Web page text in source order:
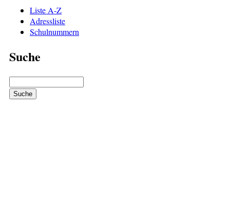
Liste A-Z
Adressliste
Schulnummern
Suche